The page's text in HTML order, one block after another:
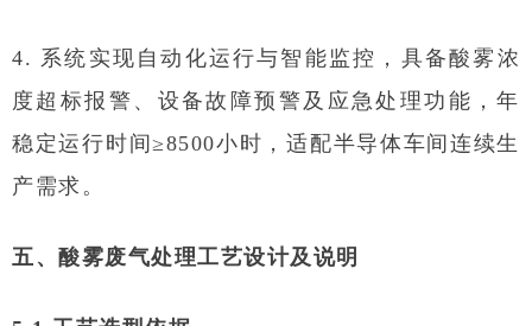
4. 系统实现自动化运行与智能监控，具备酸雾浓
度超标报警、设备故障预警及应急处理功能，年
稳定运行时间≥8500小时，适配半导体车间连续生
产需求。
五、酸雾废气处理工艺设计及说明